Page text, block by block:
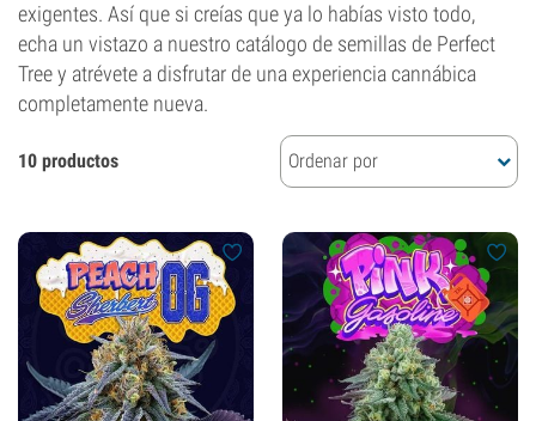
exigentes. Así que si creías que ya lo habías visto todo,
echa un vistazo a nuestro catálogo de semillas de Perfect
Tree y atrévete a disfrutar de una experiencia cannábica
completamente nueva.
10 productos Ordenar por